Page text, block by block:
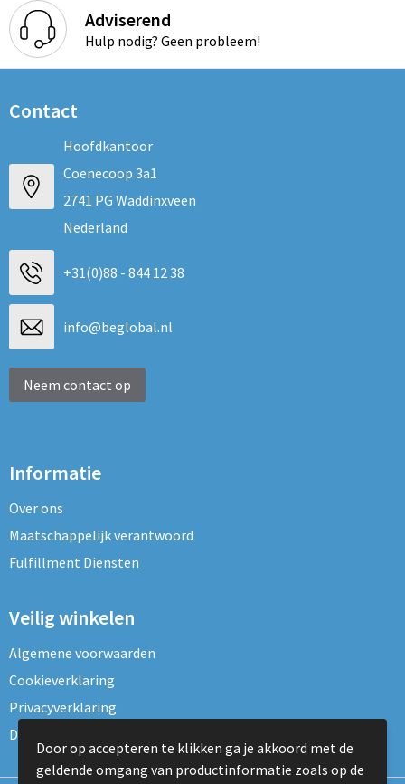
Adviserend
Hulp nodig? Geen probleem!
Contact
Hoofdkantoor
Coenecoop 3a1
2741 PG Waddinxveen
Nederland
+31(0)88 - 844 12 38
info@beglobal.nl
Neem contact op
Informatie
Over ons
Maatschappelijk verantwoord
Fulfillment Diensten
Veilig winkelen
Algemene voorwaarden
Cookieverklaring
Privacyverklaring
Disclaimer
Door op accepteren te klikken ga je akkoord met de
geldende omgang van productinformatie zoals op de